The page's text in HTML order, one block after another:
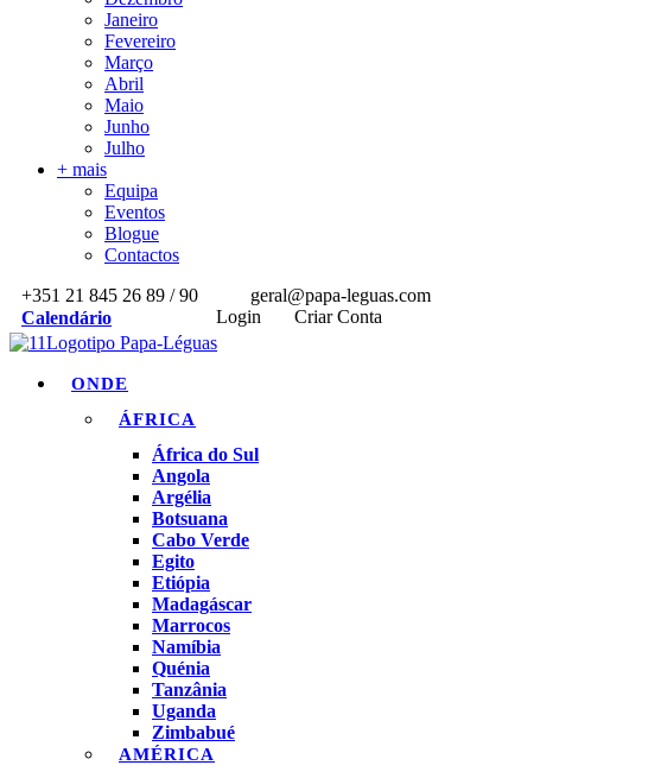
Janeiro
Fevereiro
Março
Abril
Maio
Junho
Julho
+ mais
Equipa
Eventos
Blogue
Contactos
+351 21 845 26 89 / 90
geral@papa-leguas.com
Calendário
Login Criar Conta
ONDE
ÁFRICA
África do Sul
Angola
Argélia
Botsuana
Cabo Verde
Egito
Etiópia
Madagáscar
Marrocos
Namíbia
Quénia
Tanzânia
Uganda
Zimbabué
AMÉRICA